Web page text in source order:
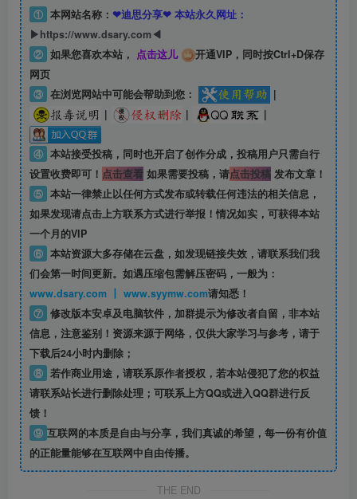
① 本网站名称： ❤迪思分享❤ 本站永久网址：
▶https://www.dsary.com◀
② 如果您喜欢本站， 点击这儿
开通VIP，同时按Ctrl+D保存
网页
③ 在浏览网站中可能会帮助到您：
|
|
| |
④ 本站接受投稿，同时也开启了创作分成，投稿用户只需自行
设置收费即可！ 点击查看如果需要投稿，请点击投稿发布文章！
⑤ 本站一律禁止以任何方式发布或转载任何违法的相关信息，
如果发现请点击上方联系方式进行举报！情况如实，可获得本站
一个月的VIP
⑥ 本站资源大多存储在云盘，如发现链接失效，请联系我们我
们会第一时间更新。如遇压缩包需解压密码，一般为：
www.dsary.com 丨 www.syymw.com请知悉！
⑦ 修改版本安卓及电脑软件，加群提示为修改者自留， 非本站
信息，注意鉴别！资源来源于网络，仅供大家学习与参考，请于
下载后24小时内删除；
⑧ 若作商业用途，请联系原作者授权，若本站侵犯了您的权益
请联系站长进行删除处理；可联系上方QQ或进入QQ群进行反
馈！
⑨ 互联网的本质是自由与分享，我们真诚的希望，每一份有价值
的正能量能够在互联网中自由传播。
THE END